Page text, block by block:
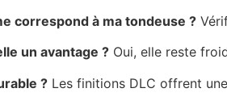
correspond à ma tondeuse ?
un avantage ? Oui, elle reste
? Les finitions DLC offrent